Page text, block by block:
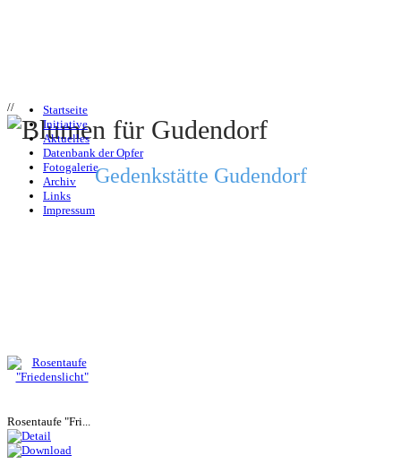
//
Startseite
Initiative
Aktuelles
Datenbank der Opfer
Fotogalerie
Archiv
Links
Impressum
Gedenkstätte Gudendorf
Rosentaufe "Fri...